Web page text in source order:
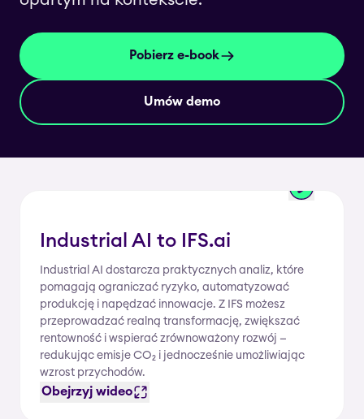
Pobierz e-book
Umów demo
Industrial AI to IFS.ai
Industrial AI dostarcza praktycznych analiz, które
pomagają ograniczać ryzyko, automatyzować
produkcję i napędzać innowacje. Z IFS możesz
przeprowadzać realną transformację, zwiększać
rentowność i wspierać zrównoważony rozwój —
redukując emisje CO₂ i jednocześnie umożliwiając
wzrost przychodów.
Obejrzyj wideo